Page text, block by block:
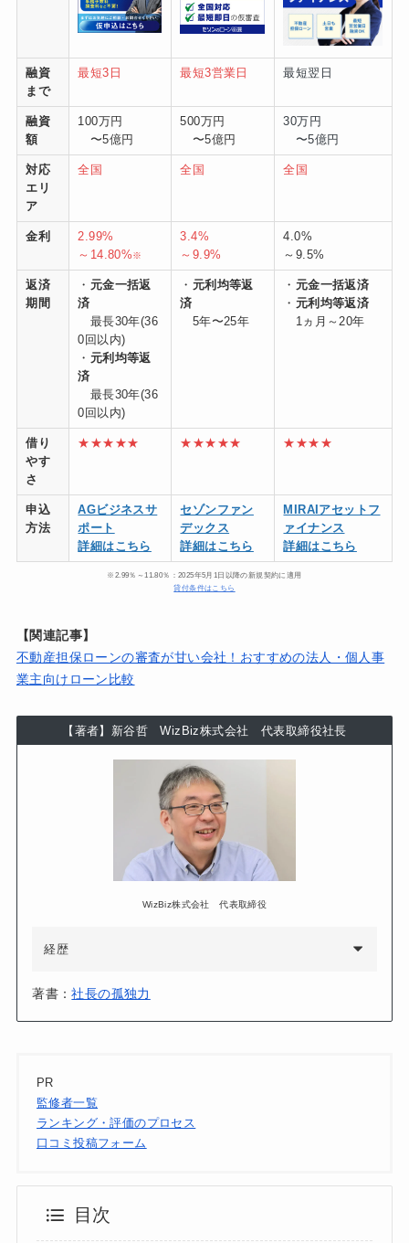
融資
まで
最短3日 最短3営業日 最短翌日
融資
額
100万円
〜5億円
500万円
〜5億円
30万円
〜5億円
対応
エリ
ア
全国 全国 全国
金利
2.99%
～14.80%※
3.4%
～9.9%
4.0%
～9.5%
返済
期間
・ 元金一括返
済
最長30年(36
0回以内)
・ 元利均等返
済
最長30年(36
0回以内)
・ 元利均等返
済
5年〜25年
・ 元金一括返済
・ 元利均等返済
1ヵ月～20年
借り
やす
さ
★★★★★ ★★★★★ ★★★★
申込
方法
AGビジネスサ
ポート
詳細はこちら
セゾンファン
デックス
詳細はこちら
MIRAIアセットフ
ァイナンス
詳細はこちら
※2.99％～11.80％：2025年5月1日以降の新規契約に適用
貸付条件はこちら
【関連記事】
不動産担保ローンの審査が甘い会社！おすすめの法人・個人事
業主向けローン比較
【著者】新谷哲 WizBiz株式会社 代表取締役社長
WizBiz株式会社 代表取締役
経歴
著書：社長の孤独力
PR
監修者一覧
ランキング・評価のプロセス
口コミ投稿フォーム
目次